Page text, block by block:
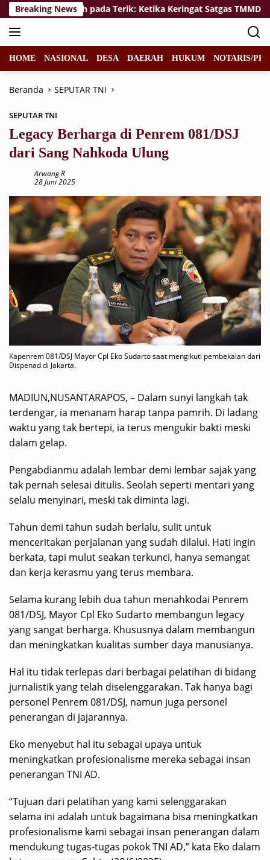
Langsung
ke
konten
Breaking News
Menyerah pada Terik: Ketika Keringat Satgas TMMD 129
HOME NASIONAL DESA DAERAH HUKUM NOTARIS/
Beranda SEPUTAR TNI
SEPUTAR TNI
Legacy Berharga di Penrem 081/DSJ
dari Sang Nahkoda Ulung
Arwang R
28 Juni 2025
Kapenrem 081/DSJ Mayor Cpl Eko Sudarto saat mengikuti pembekalan dari
Dispenad di Jakarta.
MADIUN,NUSANTARAPOS, – Dalam sunyi langkah tak
terdengar, ia menanam harap tanpa pamrih. Di ladang
waktu yang tak bertepi, ia terus mengukir bakti meski
dalam gelap.
Pengabdianmu adalah lembar demi lembar sajak yang
tak pernah selesai ditulis. Seolah seperti mentari yang
selalu menyinari, meski tak diminta lagi.
Tahun demi tahun sudah berlalu, sulit untuk
menceritakan perjalanan yang sudah dilalui. Hati ingin
berkata, tapi mulut seakan terkunci, hanya semangat
dan kerja kerasmu yang terus membara.
Selama kurang lebih dua tahun menahkodai Penrem
081/DSJ, Mayor Cpl Eko Sudarto membangun legacy
yang sangat berharga. Khususnya dalam membangun
dan meningkatkan kualitas sumber daya manusianya.
Hal itu tidak terlepas dari berbagai pelatihan di bidang
jurnalistik yang telah diselenggarakan. Tak hanya bagi
personel Penrem 081/DSJ, namun juga personel
penerangan di jajarannya.
Eko menyebut hal itu sebagai upaya untuk
meningkatkan profesionalisme mereka sebagai insan
penerangan TNI AD.
“Tujuan dari pelatihan yang kami selenggarakan
selama ini adalah untuk bagaimana bisa meningkatkan
profesionalisme kami sebagai insan penerangan dalam
mendukung tugas-tugas pokok TNI AD,” kata Eko dalam